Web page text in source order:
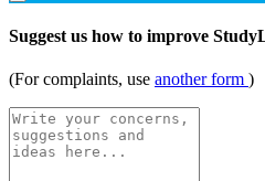
Suggest us how to improve
(For complaints, use another form )